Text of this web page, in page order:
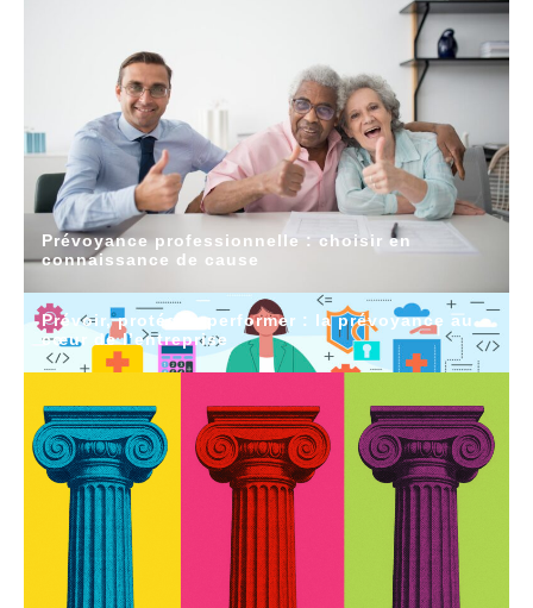
Prévoyance professionnelle : choisir en
connaissance de cause
Prévoir, protéger, performer : la prévoyance au
cœur de l’entreprise